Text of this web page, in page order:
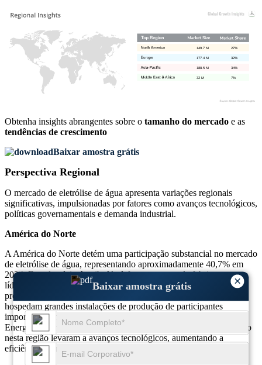
×
Baixar amostra grátis
7%
32 M
34%
188.5 M
32%
177.4 M
27%
149.7 M
Obtenha insights abrangentes sobre o tamanho do mercado e as
tendências de crescimento
Baixar amostra grátis
Perspectiva Regional
O mercado de eletrólise de água apresenta variações regionais
significativas, impulsionadas por fatores como avanços tecnológicos,
políticas governamentais e demanda industrial.
América do Norte
A América do Norte detém uma participação substancial no mercado
de eletrólise de água, representando aproximadamente 40,7% em
2024. Este domínio é atribuído à forte presença de fabricantes
líderes e a políticas governamentais favoráveis ​​que promovem a
produção de hidrogénio verde. Países como os EUA e o Canadá
hospedam grandes instalações de produção de participantes
importantes, incluindo Proton OnSite, Peak Scientific e Teledyne
Energy Systems. Extensos esforços de pesquisa e desenvolvimento
nesta região levaram a avanços tecnológicos, aumentando a
eficiência e a relação custo-benefício do processo de eletrólise.